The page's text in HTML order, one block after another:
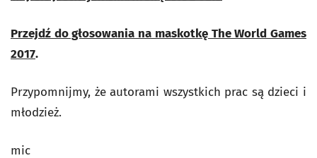
Przejdź do głosowania na maskotkę The World Games
2017.
Przypomnijmy, że autorami wszystkich prac są dzieci i
młodzież.
mic